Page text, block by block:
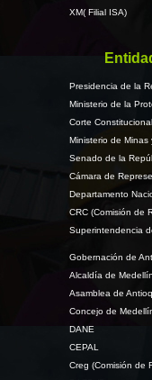
XM( Filial ISA)
Presidencia de la
Ministerio de la
Corte Constitucional
Ministerio de Minas
Senado de la
Cámara de
Departamento
CRC (Comisión de
Superintendencia
Gobernación de
Alcaldía de Medellín
Asamblea de
Concejo de
DANE
CEPAL
Creg (Comisión de